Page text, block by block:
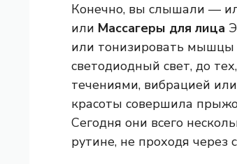
Конечно, вы слышали —
или Массагеры для лица
или тонизировать мышцы
светодиодный свет, до
течениями, вибрацией
красоты совершила
Сегодня они всего
рутине, не проходя через